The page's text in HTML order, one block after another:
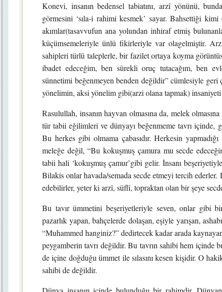
Konevi, insanın bedensel tabiatını, arzî yönünü,
görmesini ‘sıla-i rahimi kesmek’ sayar. Bahsettiği
akımlar(tasavvufun ana yolundan inhiraf etmiş
küçümsemeleriyle ünlü fikirleriyle var olagelmiştir.
sahipleri türlü taleplerle, bir fazilet ortaya koyma
ibadet edeceğim, ben sürekli oruç tutacağım, ben
sünnetimi beğenmeyen benden değildir” cümlesiyle
yönelimin, aksi yönelim gibi(arzi olana tapmak) insaniyeti
Rasulullah, insanın hayvan olmasına da, melek
tür tabii eğilimleri ve dünyayı beğenmeme tavrı
Bu herkes gibi olmama çabasıdır. Herkesin
meleğe değil, “Bu kokuşmuş çamura mu secde
tabii hali ‘kokuşmuş çamur’gibi gelir. İnsanı
Bilakis onlar havada/semada secde etmeyi tercih
edebilirler, yeter ki arzî, süflî, topraktan olan bir şeye
Bu tavır ümmetini beşeriyetleriyle seven, onlar gibi
pazarlık yapan, bahçelerde dolaşan, eşiyle yarışan,
“Muhammed hanginiz?” dedirtecek kadar arada
peygamberin tavrı değildir. Bu tavrın sahibi hem içinde
de içine doğduğu ümmet ile sılasını kesen kişidir. O
sahibi de değildir.